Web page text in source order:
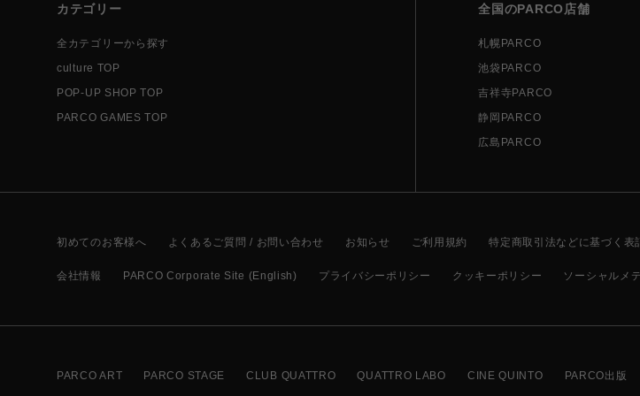
カテゴリー
全カテゴリーから探す
culture TOP
POP-UP SHOP TOP
PARCO GAMES TOP
全国のPARCO店舗
札幌PARCO
池袋PARCO
吉祥寺PARCO
静岡PARCO
広島PARCO
初めてのお客様へ よくあるご質問 / お問い合わせ お知らせ ご利用規約 特定商取引法などに基づく表
会社情報 PARCO Corporate Site (English) プライバシーポリシー クッキーポリシー ソーシャルメ
PARCO ART PARCO STAGE CLUB QUATTRO QUATTRO LABO CINE QUINTO PARCO出版